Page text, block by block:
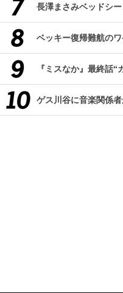
長澤まさみベッドシ
ベッキー復帰難航の
『ミスなか』最終話
ゲス川谷に音楽関係者